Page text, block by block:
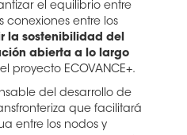
el equilibrio entre
conexiones entre los
la sostenibilidad del
abierta a lo largo
proyecto ECOVANCE+.
del desarrollo de
que facilitará
entre los nodos y